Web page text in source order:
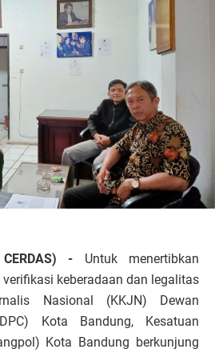
- Untuk menertibkan
keberadaan dan legalitas
Nasional (KKJN) Dewan
Kota Bandung, Kesatuan
Kota Bandung berkunjung